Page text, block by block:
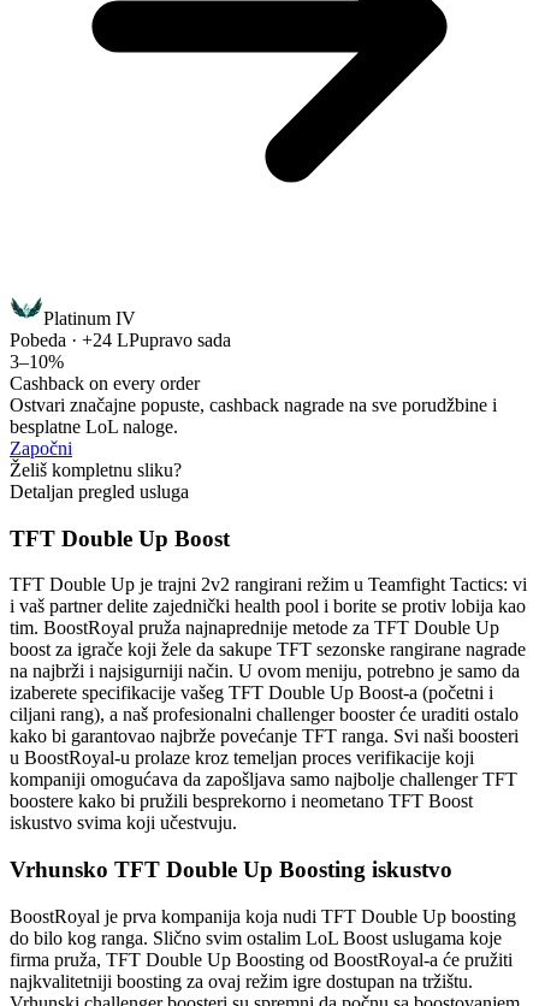
Platinum IV
Pobeda · +24 LPupravo sada
3–10%
Cashback on every order
Ostvari značajne popuste, cashback nagrade na sve porudžbine i
besplatne LoL naloge.
Započni
Želiš kompletnu sliku?
Detaljan pregled usluga
TFT Double Up Boost
TFT Double Up je trajni 2v2 rangirani režim u Teamfight Tactics: vi
i vaš partner delite zajednički health pool i borite se protiv lobija kao
tim. BoostRoyal pruža najnaprednije metode za TFT Double Up
boost za igrače koji žele da sakupe TFT sezonske rangirane nagrade
na najbrži i najsigurniji način. U ovom meniju, potrebno je samo da
izaberete specifikacije vašeg TFT Double Up Boost-a (početni i
ciljani rang), a naš profesionalni challenger booster će uraditi ostalo
kako bi garantovao najbrže povećanje TFT ranga. Svi naši boosteri
u BoostRoyal-u prolaze kroz temeljan proces verifikacije koji
kompaniji omogućava da zapošljava samo najbolje challenger TFT
boostere kako bi pružili besprekorno i neometano TFT Boost
iskustvo svima koji učestvuju.
Vrhunsko TFT Double Up Boosting iskustvo
BoostRoyal je prva kompanija koja nudi TFT Double Up boosting
do bilo kog ranga. Slično svim ostalim LoL Boost uslugama koje
firma pruža, TFT Double Up Boosting od BoostRoyal-a će pružiti
najkvalitetniji boosting za ovaj režim igre dostupan na tržištu.